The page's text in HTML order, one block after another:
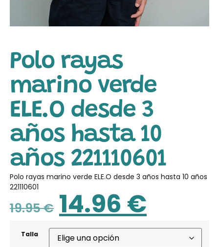
Polo rayas
marino verde
ELE.O desde 3
años hasta 10
años 221110601
Polo rayas marino verde ELE.O desde 3 años hasta 10 años
221110601
19.95€ 14.96€
Talla